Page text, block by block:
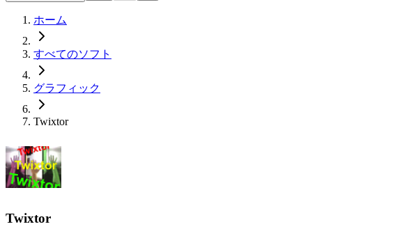
ホーム
すべてのソフト
グラフィック
Twixtor
Twixtor